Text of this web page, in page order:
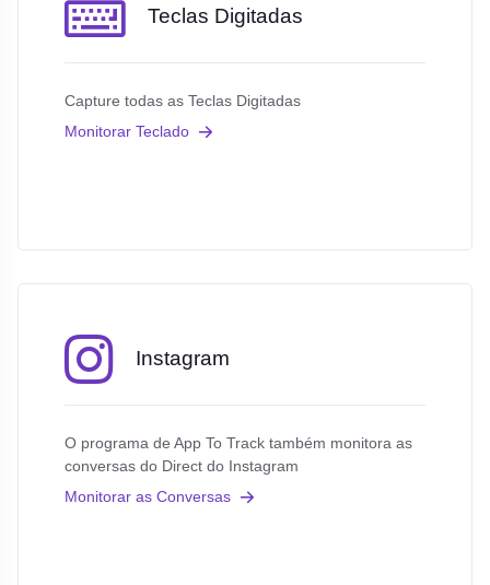
Teclas Digitadas
Capture todas as Teclas Digitadas
Monitorar Teclado
Instagram
O programa de App To Track também monitora as
conversas do Direct do Instagram
Monitorar as Conversas